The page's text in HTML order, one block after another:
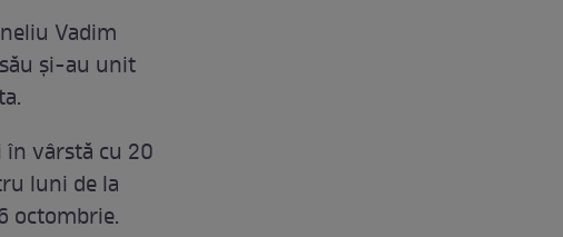
Vadim
și-au unit
vârstă cu 20
luni de la
octombrie.